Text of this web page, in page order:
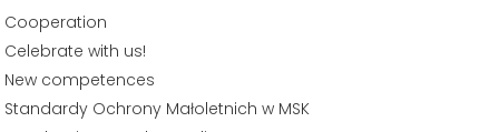
Cooperation
Celebrate with us!
New competences
Standardy Ochrony Małoletnich w MSK